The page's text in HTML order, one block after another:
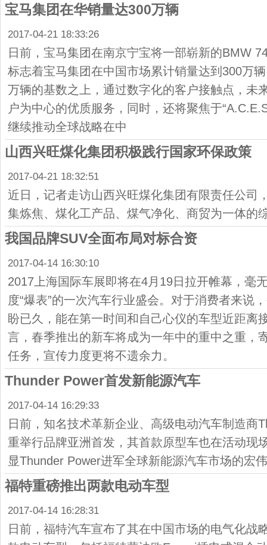
宝马集团在华销量达300万辆
2017-04-21 18:33:26
日前，宝马集团在南京宁宝将一部崭新的BMW
标志着宝马集团在中国市场累计销量达到300万
万辆的基数之上，通过数字化的客户接触点，未
户为中心的优质服务，同时，还将聚焦于
继续推动全球战略在中
山西兴旺煤化集团积极践行国家环保政策
2017-04-21 18:32:51
近日，记者走访山西兴旺煤化集团有限责任公司
集炼焦、煤化工产品、煤气净化、商贸为一体的
我国品牌SUV全面布局对标合资
2017-04-14 16:30:10
2017上海国际车展即将在4月19日拉开帷幕，毫
度“爆表”的一次汽车行业盛会。对于消费者来说
盼已久，能在第一时间和自己心仪的车型近距离
言，春季推出的新车将成为一年中的重中之重，
任务，宣传力度更将不遗余力。
Thunder Power首发新能源汽车
2017-04-14 16:29:33
日前，知名技术革新企业、高级电动汽车制造商
重举行品牌亚洲首发，其首款原型车也在活动现
显Thunder Power进军全球新能源汽车市场的宏
福特重磅推出两款电动车型
2017-04-14 16:28:31
日前，福特汽车宣布了其在中国市场的电气化战